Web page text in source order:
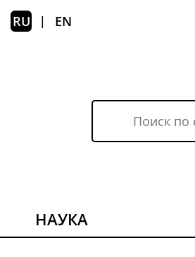
RU EN
НАУКА